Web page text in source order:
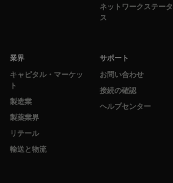
業界
キャピタル・マーケッ
ト
製造業
製薬業界
リテール
輸送と物流
ネットワークステータ
ス
サポート
お問い合わせ
接続の確認
ヘルプセンター